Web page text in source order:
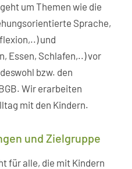
um Themen wie die
Sprache,
und
Essen, Schlafen,..) vor
bzw. den
Wir erarbeiten
mit den Kindern.
und Zielgruppe
für alle, die mit Kindern